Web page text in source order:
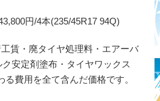
円/4本(235/45R17 94Q)
賃・廃タイヤ処理料・エアーバ
安定剤塗布・タイヤワックス
費用を全て含んだ価格です。